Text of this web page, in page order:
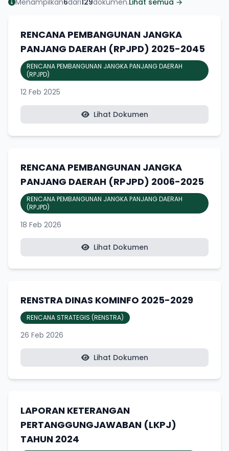
RENCANA PEMBANGUNAN JANGKA
PANJANG DAERAH (RPJPD) 2025-2045
RENCANA PEMBANGUNAN JANGKA PANJANG DAERAH
(RPJPD)
12 Feb 2025
Lihat Dokumen
RENCANA PEMBANGUNAN JANGKA
PANJANG DAERAH (RPJPD) 2006-2025
RENCANA PEMBANGUNAN JANGKA PANJANG DAERAH
(RPJPD)
18 Feb 2026
Lihat Dokumen
RENSTRA DINAS KOMINFO 2025-2029
RENCANA STRATEGIS (RENSTRA)
26 Feb 2026
Lihat Dokumen
LAPORAN KETERANGAN
PERTANGGUNGJAWABAN (LKPJ)
TAHUN 2024